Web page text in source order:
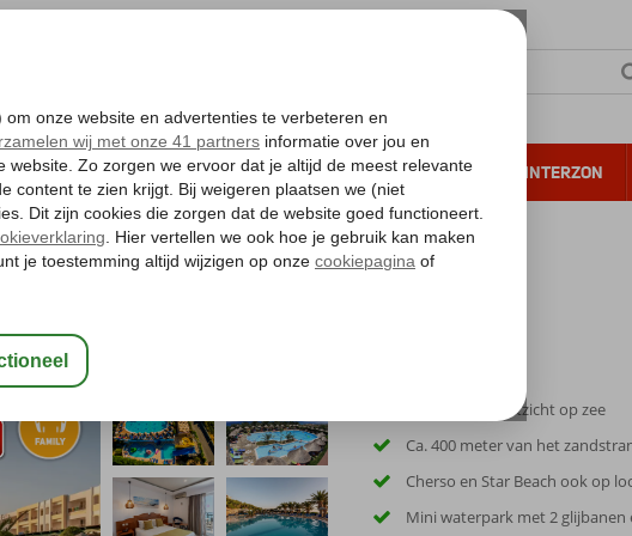
ZONVAKANTIE VERRE REIZEN ALL INCLUSIVE WINTERZON
Gratis annuleren*
Panoramisch uitzicht op zee
Ca. 400 meter van het
Cherso en Star Beach ook op
Mini waterpark met 2 glijbanen